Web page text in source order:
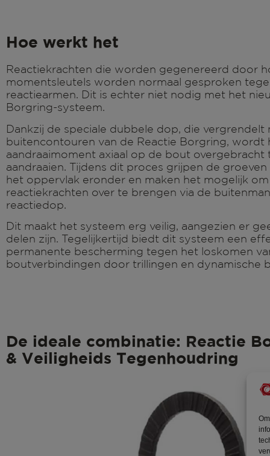
Hoe werkt het
Reactiekrachten die worden gegenereerd door
momentsleutels worden normaal gesproken
reactiearmen. Dit is echter niet nodig met het
Borgring-systeem.
Dankzij de speciale dubbele dop, die vergrendelt
buitencontouren van de Reactie Borgring, wordt
aandraaimoment axiaal op de bout overgebracht
aandraaien. Tijdens dit proces grijpen de
het oppervlak eronder en maken het mogelijk
reactiekrachten over te brengen via de
reactiedop.
Dit maakt het systeem erg veilig, aangezien er
delen zijn. Tegelijkertijd biedt dit systeem een
permanente bescherming tegen het loskomen
boutverbindingen door trillingen en dynamische
De ideale combinatie: Reactie
& Veiligheids Tegenhoudring